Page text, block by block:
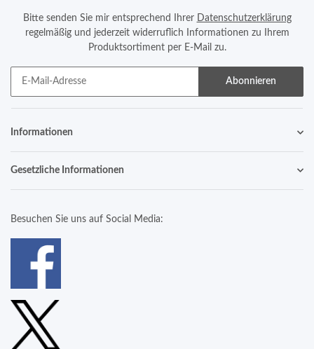
Bitte senden Sie mir entsprechend Ihrer
Datenschutzerklärung
regelmäßig und jederzeit widerruflich Informationen zu Ihrem
Produktsortiment per E-Mail zu.
Abonnieren
Informationen
Gesetzliche Informationen
Besuchen Sie uns auf Social Media: